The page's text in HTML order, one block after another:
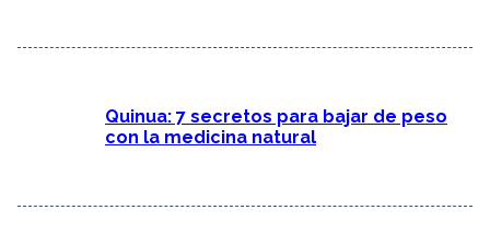
Quinua: 7 secretos para bajar de peso
con la medicina natural